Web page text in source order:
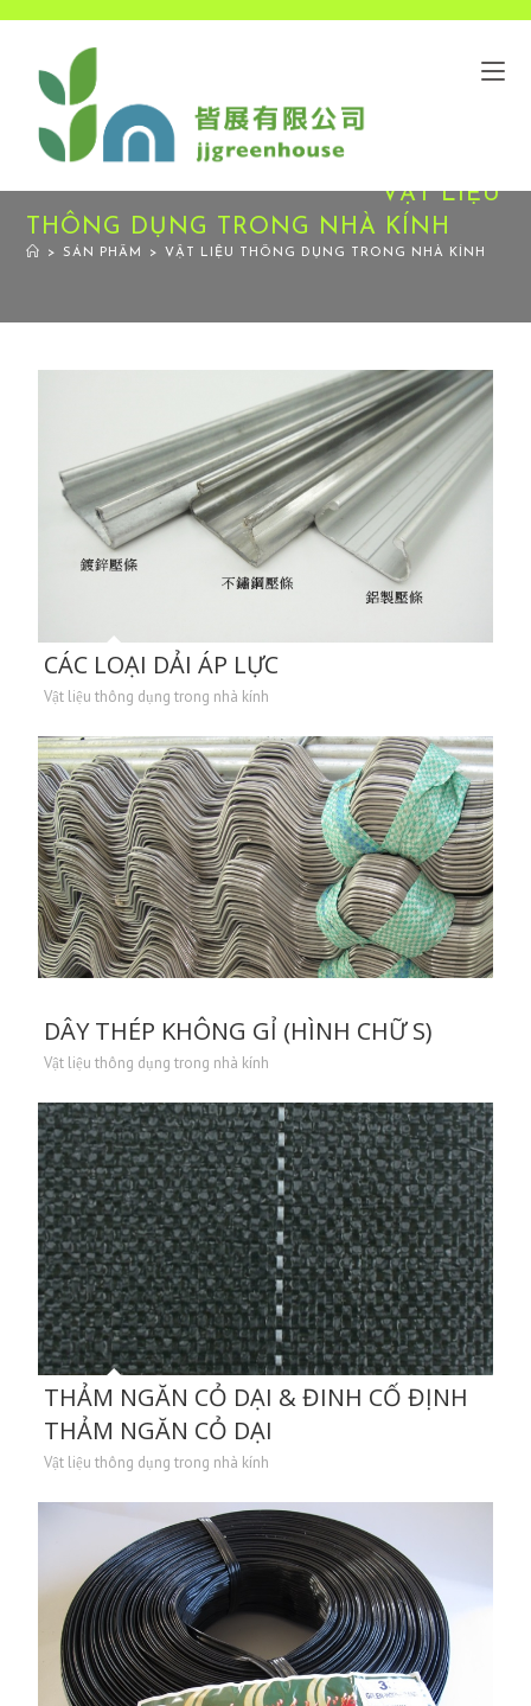
VẬT LIỆU
THÔNG DỤNG TRONG NHÀ KÍNH
> SẢN PHẨM > VẬT LIỆU THÔNG DỤNG TRONG NHÀ KÍNH
CÁC LOẠI DẢI ÁP LỰC
Vật liệu thông dụng trong nhà kính
DÂY THÉP KHÔNG GỈ (HÌNH CHỮ S)
Vật liệu thông dụng trong nhà kính
THẢM NGĂN CỎ DẠI & ĐINH CỐ ĐỊNH
THẢM NGĂN CỎ DẠI
Vật liệu thông dụng trong nhà kính